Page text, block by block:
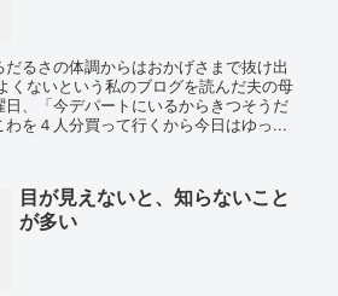
るさの体調からはおかげさまで抜け出
くないという私のブログを読んだ夫の母
、「今デパートにいるからきつそうだ
を４人分買って行くから今日はゆっ...
目が見えないと、知らないこと
が多い